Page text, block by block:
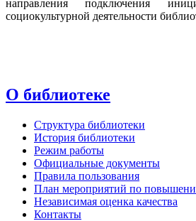
направления подключения
социокультурной деятельности
О библиотеке
Структура библиотеки
История библиотеки
Режим работы
Официальные документы
Правила пользования
План мероприятий по
Независимая оценка качества
Контакты